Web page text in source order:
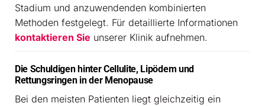
Stadium und anzuwendenden kombinierten
Methoden festgelegt. Für detaillierte Informationen
kontaktieren Sie unserer Klinik aufnehmen.
Die Schuldigen hinter Cellulite, Lipödem und
Rettungsringen in der Menopause
Bei den meisten Patienten liegt gleichzeitig ein